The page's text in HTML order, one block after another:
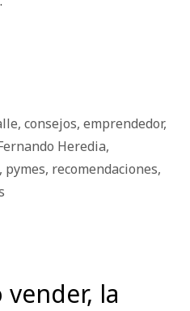
, consejos, emprendedor,
Heredia,
, pymes, recomendaciones,
la